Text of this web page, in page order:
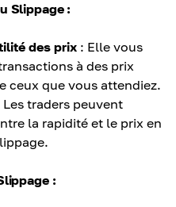
Slippage :
des prix : Elle vous
à des prix
ceux que vous attendiez.
Les traders peuvent
la rapidité et le prix en
: